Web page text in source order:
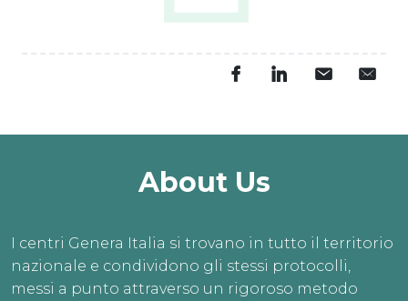
About Us
I centri Genera Italia si trovano in tutto il territorio
nazionale e condividono gli stessi protocolli,
messi a punto attraverso un rigoroso metodo